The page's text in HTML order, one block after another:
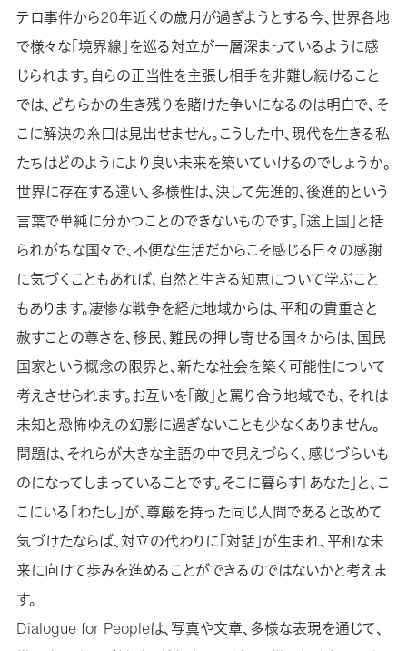
テロ事件から20年近くの歳月が過ぎようとする今、世界各地
で様々な「境界線」を巡る対立が一層深まっているように感
じられます。自らの正当性を主張し相手を非難し続けること
では、どちらかの生き残りを賭けた争いになるのは明白で、そ
こに解決の糸口は見出せません。こうした中、現代を生きる私
たちはどのようにより良い未来を築いていけるのでしょうか。
世界に存在する違い、多様性は、決して先進的、後進的という
言葉で単純に分かつことのできないものです。「途上国」と括
られがちな国々で、不便な生活だからこそ感じる日々の感謝
に気づくこともあれば、自然と生きる知恵について学ぶこと
もあります。凄惨な戦争を経た地域からは、平和の貴重さと
赦すことの尊さを、移民、難民の押し寄せる国々からは、国民
国家という概念の限界と、新たな社会を築く可能性について
考えさせられます。お互いを「敵」と罵り合う地域でも、それは
未知と恐怖ゆえの幻影に過ぎないことも少なくありません。
問題は、それらが大きな主語の中で見えづらく、感じづらいも
のになってしまっていることです。そこに暮らす「あなた」と、こ
こにいる「わたし」が、尊厳を持った同じ人間であると改めて
気づけたならば、対立の代わりに「対話」が生まれ、平和な未
来に向けて歩みを進めることができるのではないかと考えま
す。
Dialogue for Peopleは、写真や文章、多様な表現を通じて、